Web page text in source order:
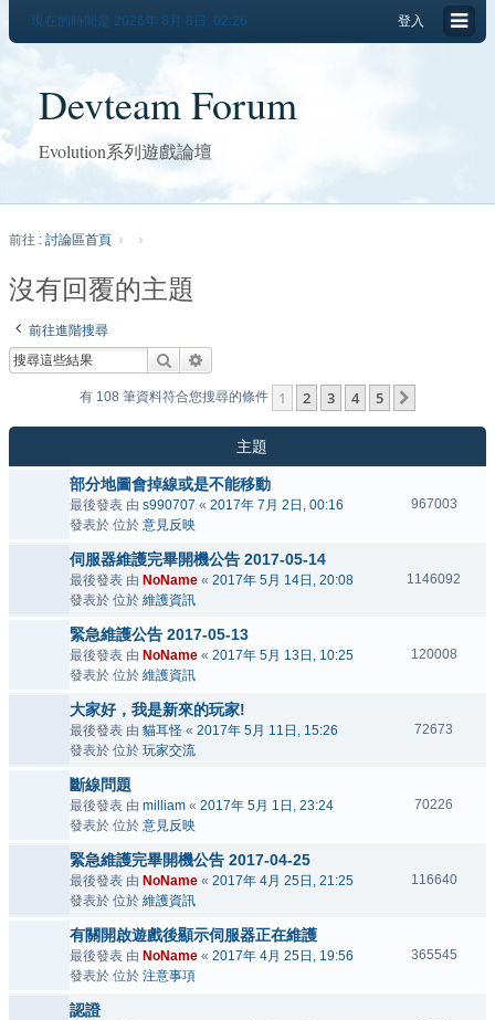
登入
現在的時間是 2026年 8月 8日, 02:26
Devteam Forum
Evolution系列遊戲論壇
前往 : 討論區首頁
沒有回覆的主題
前往進階搜尋
搜尋
有 108 筆資料符合您搜尋的條件 1 2 3 4 5
主題
部分地圖會掉線或是不能移動
最後發表 由 s990707 « 2017年 7月 2日, 00:16
發表於 位於 意見反映
967003
伺服器維護完畢開機公告 2017-05-14
最後發表 由 NoName « 2017年 5月 14日, 20:08
發表於 位於 維護資訊
1146092
緊急維護公告 2017-05-13
最後發表 由 NoName « 2017年 5月 13日, 10:25
發表於 位於 維護資訊
120008
大家好，我是新來的玩家!
最後發表 由 貓耳怪 « 2017年 5月 11日, 15:26
發表於 位於 玩家交流
72673
斷線問題
最後發表 由 milliam « 2017年 5月 1日, 23:24
發表於 位於 意見反映
70226
緊急維護完畢開機公告 2017-04-25
最後發表 由 NoName « 2017年 4月 25日, 21:25
發表於 位於 維護資訊
116640
有關開啟遊戲後顯示伺服器正在維護
最後發表 由 NoName « 2017年 4月 25日, 19:56
發表於 位於 注意事項
365545
認證